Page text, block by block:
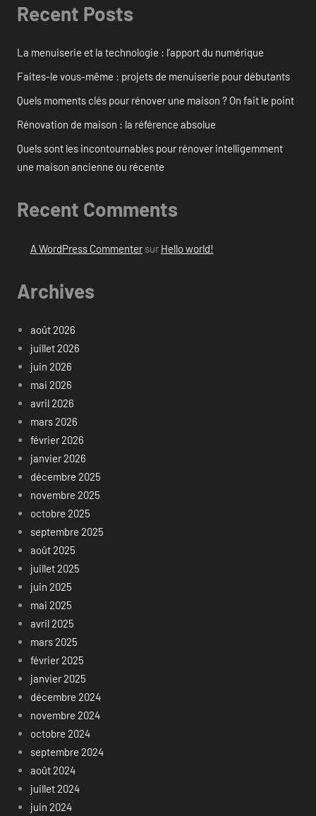
Recent Posts
La menuiserie et la technologie : l’apport du numérique
Faites-le vous-même : projets de menuiserie pour débutants
Quels moments clés pour rénover une maison ? On fait le point
Rénovation de maison : la référence absolue
Quels sont les incontournables pour rénover intelligemment
une maison ancienne ou récente
Recent Comments
A WordPress Commentersur Hello world!
Archives
août 2026
juillet 2026
juin 2026
mai 2026
avril 2026
mars 2026
février 2026
janvier 2026
décembre 2025
novembre 2025
octobre 2025
septembre 2025
août 2025
juillet 2025
juin 2025
mai 2025
avril 2025
mars 2025
février 2025
janvier 2025
décembre 2024
novembre 2024
octobre 2024
septembre 2024
août 2024
juillet 2024
juin 2024